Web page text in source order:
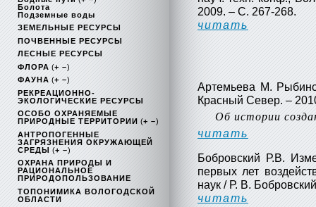
Болота
Подземные воды
ЗЕМЕЛЬНЫЕ РЕСУРСЫ
ПОЧВЕННЫЕ РЕСУРСЫ
ЛЕСНЫЕ РЕСУРСЫ
ФЛОРА (+ –)
ФАУНА (+ –)
РЕКРЕАЦИОННО-
ЭКОЛОГИЧЕСКИЕ РЕСУРСЫ
ОСОБО ОХРАНЯЕМЫЕ
ПРИРОДНЫЕ ТЕРРИТОРИИ (+ –)
АНТРОПОГЕННЫЕ
ЗАГРЯЗНЕНИЯ ОКРУЖАЮЩЕЙ
СРЕДЫ (+ –)
ОХРАНА ПРИРОДЫ И
РАЦИОНАЛЬНОЕ
ПРИРОДОПОЛЬЗОВАНИЕ
ТОПОНИМИКА ВОЛОГОДСКОЙ
ОБЛАСТИ
2009. – С. 267-268.
читать
Артемьева М.
Красный Север. –
Об истории
читать
Бобровский Р.В.
первых лет
наук / Р. В.
читать